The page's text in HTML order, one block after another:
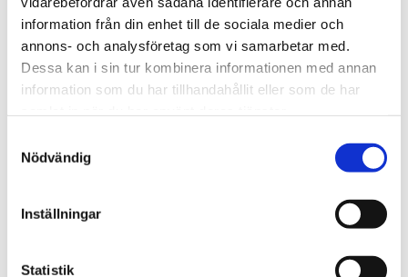
information från din enhet till de sociala medier och
annons- och analysföretag som vi samarbetar med.
Dessa kan i sin tur kombinera informationen med annan
information som du har tillhandahållit eller som de har
Nödvändig
Inställningar
Statistik
anslutningen är G 1/4" kvinnlig. Materialet är rostfritt stål
316 Ti och Viton.